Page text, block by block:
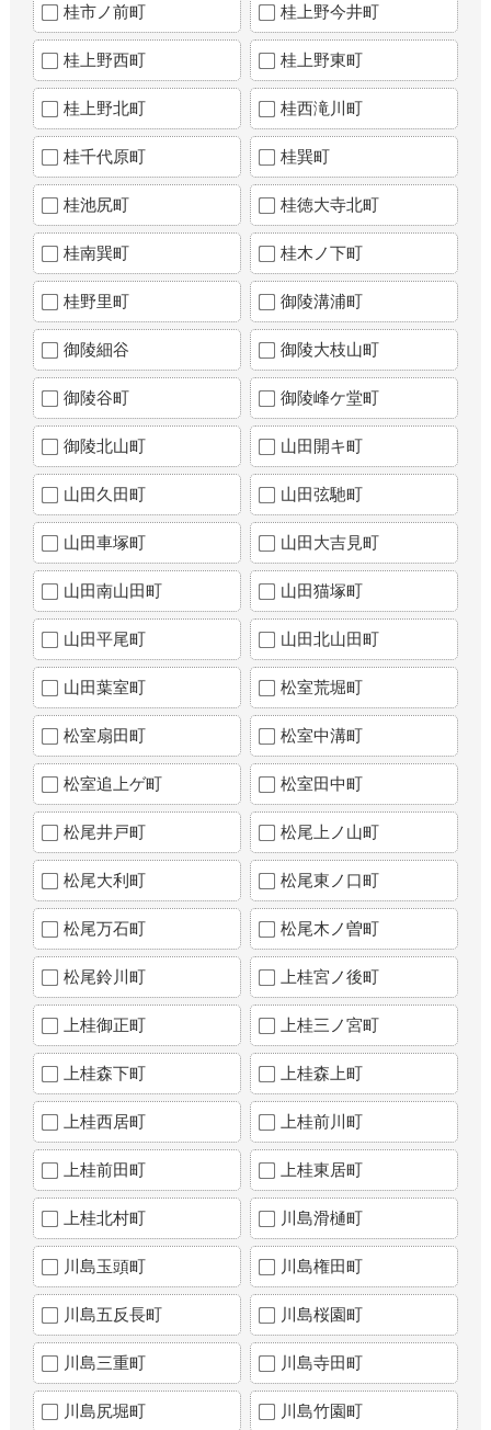
桂市ノ前町 桂上野今井町
桂上野西町 桂上野東町
桂上野北町 桂西滝川町
桂千代原町 桂巽町
桂池尻町 桂徳大寺北町
桂南巽町 桂木ノ下町
桂野里町 御陵溝浦町
御陵細谷 御陵大枝山町
御陵谷町 御陵峰ケ堂町
御陵北山町 山田開キ町
山田久田町 山田弦馳町
山田車塚町 山田大吉見町
山田南山田町 山田猫塚町
山田平尾町 山田北山田町
山田葉室町 松室荒堀町
松室扇田町 松室中溝町
松室追上ゲ町 松室田中町
松尾井戸町 松尾上ノ山町
松尾大利町 松尾東ノ口町
松尾万石町 松尾木ノ曽町
松尾鈴川町 上桂宮ノ後町
上桂御正町 上桂三ノ宮町
上桂森下町 上桂森上町
上桂西居町 上桂前川町
上桂前田町 上桂東居町
上桂北村町 川島滑樋町
川島玉頭町 川島権田町
川島五反長町 川島桜園町
川島三重町 川島寺田町
川島尻堀町 川島竹園町